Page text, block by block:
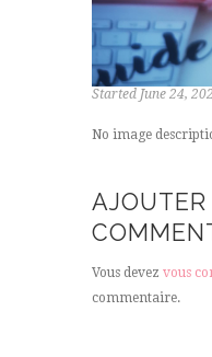
Started June 24,
No image
AJOUTER
Vous devez vous
commentaire.